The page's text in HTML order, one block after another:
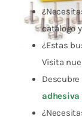
catálogo
¿Estas
Visita